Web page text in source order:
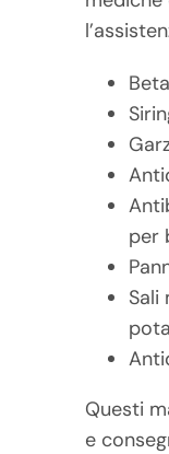
per
Sali
Questi
e